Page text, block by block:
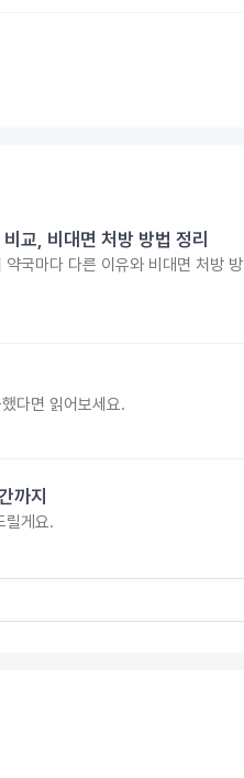
교, 비대면 처방 방법 정리
국마다 다른 이유와 비대면 처방 방
다면 읽어보세요.
까지
릴게요.